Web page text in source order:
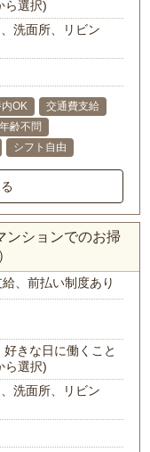
ら選択)
洗面所、リビン
OK
交通費支給
年齢不問
シフト自由
ンションでのお掃
給、前払い制度あり
きな日に働くこと
ら選択)
洗面所、リビン